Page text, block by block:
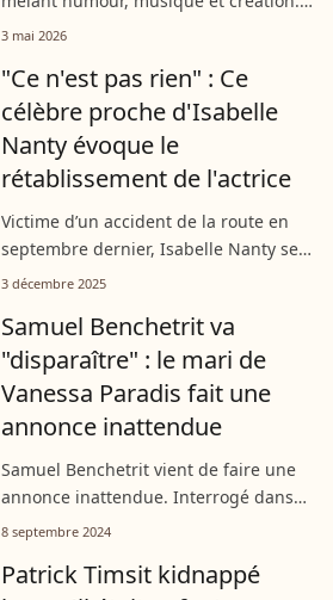
Interviewé par le "JDD", il a parlé de cet
programmation éclectique, entre
artistes...
3 mai 2026
"Ce n'est pas rien" : Ce
célèbre proche d'Isabelle
Nanty évoque le
rétablissement de l'actrice
Victime d’un accident de la route en
septembre dernier, Isabelle Nanty se
remet progressivement de ses
et éloignée des plateaux, l’actrice de
63...
3 décembre 2025
Samuel Benchetrit va
"disparaître" : le mari de
Vanessa Paradis fait une
annonce inattendue
Samuel Benchetrit vient de faire une
annonce inattendue. Interrogé dans
"La Tribune du dimanche" sur la pièce
Vanessa Paradis a indiqué que sa vie...
8 septembre 2024
Patrick Timsit kidnappé